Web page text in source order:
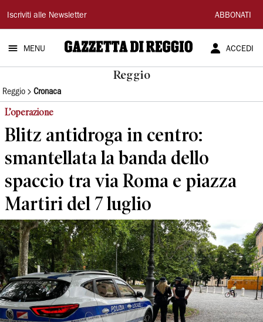
Gazzetta
di
Reggio
Iscriviti alle Newsletter ABBONATI
MENU ACCEDI
Reggio
Reggio Cronaca
L’operazione
Blitz antidroga in centro:
smantellata la banda dello
spaccio tra via Roma e piazza
Martiri del 7 luglio